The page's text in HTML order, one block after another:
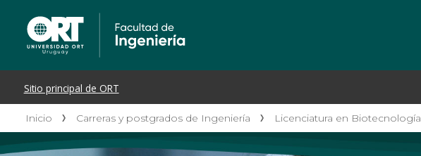
Inicio Carreras y postgrados de Ingeniería Licenciatura en Biotecnología